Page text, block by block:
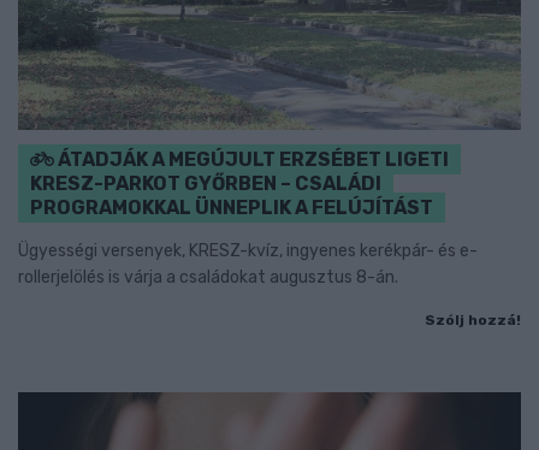
ÁTADJÁK A MEGÚJULT ERZSÉBET LIGETI
KRESZ-PARKOT GYŐRBEN – CSALÁDI
PROGRAMOKKAL ÜNNEPLIK A FELÚJÍTÁST
Ügyességi versenyek, KRESZ-kvíz, ingyenes kerékpár- és e-
rollerjelölés is várja a családokat augusztus 8-án.
Szólj hozzá!